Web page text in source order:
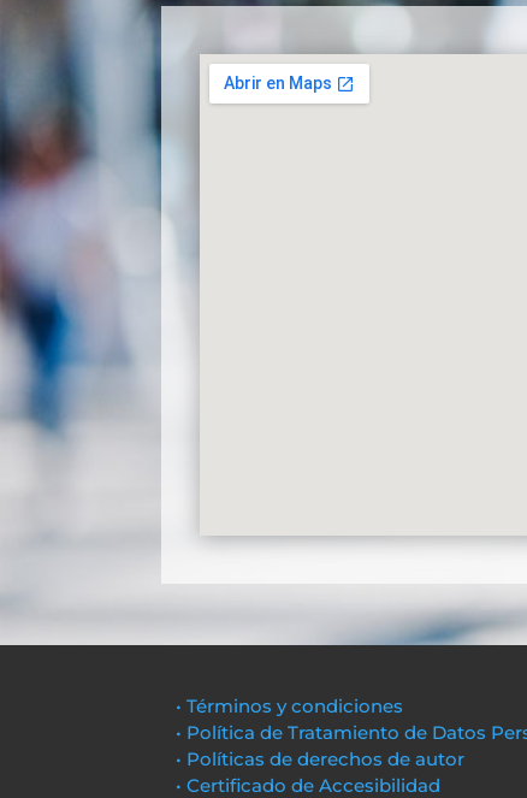
• Términos y condiciones
• Política de Tratamiento de Datos
• Políticas de derechos de autor
• Certificado de Accesibilidad